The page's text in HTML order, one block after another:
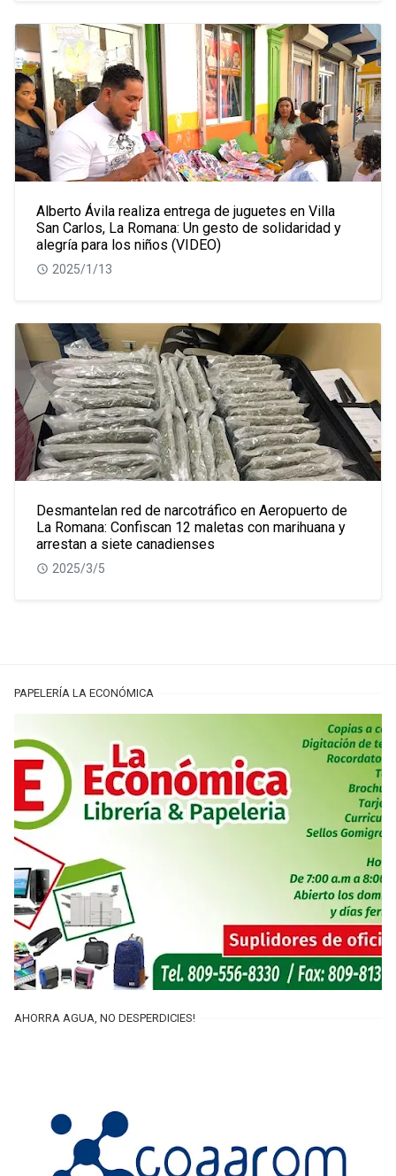
Alberto Ávila realiza entrega de juguetes en Villa
San Carlos, La Romana: Un gesto de solidaridad y
alegría para los niños (VIDEO)
2025/1/13
Desmantelan red de narcotráfico en Aeropuerto de
La Romana: Confiscan 12 maletas con marihuana y
arrestan a siete canadienses
2025/3/5
PAPELERÍA LA ECONÓMICA
AHORRA AGUA, NO DESPERDICIES!